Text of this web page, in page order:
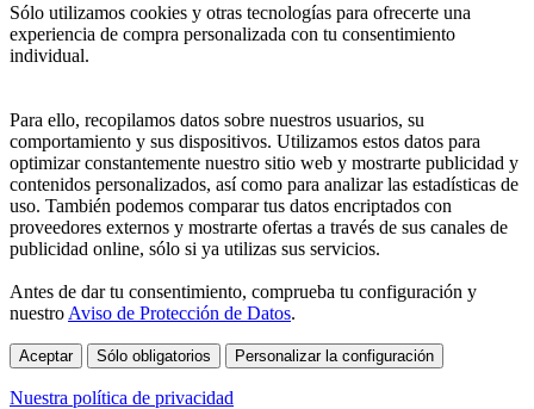
Sólo utilizamos cookies y otras tecnologías para ofrecerte una
experiencia de compra personalizada con tu consentimiento
individual.
Para ello, recopilamos datos sobre nuestros usuarios, su
comportamiento y sus dispositivos. Utilizamos estos datos para
optimizar constantemente nuestro sitio web y mostrarte publicidad y
contenidos personalizados, así como para analizar las estadísticas de
uso. También podemos comparar tus datos encriptados con
proveedores externos y mostrarte ofertas a través de sus canales de
publicidad online, sólo si ya utilizas sus servicios.
Antes de dar tu consentimiento, comprueba tu configuración y
nuestro Aviso de Protección de Datos.
Aceptar Sólo obligatorios Personalizar la configuración
Nuestra política de privacidad